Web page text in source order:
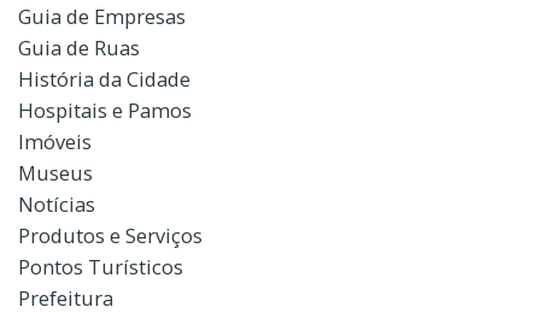
Guia de Empresas
Guia de Ruas
História da Cidade
Hospitais e Pamos
Imóveis
Museus
Notícias
Produtos e Serviços
Pontos Turísticos
Prefeitura